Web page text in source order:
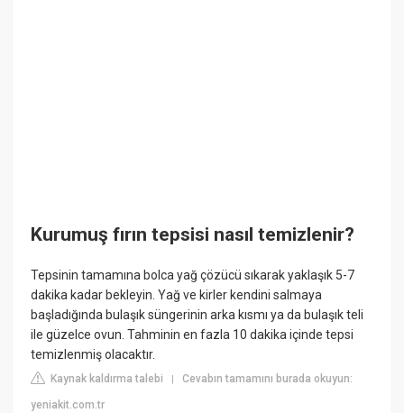
Kurumuş fırın tepsisi nasıl temizlenir?
Tepsinin tamamına bolca yağ çözücü sıkarak yaklaşık 5-7
dakika kadar bekleyin. Yağ ve kirler kendini salmaya
başladığında bulaşık süngerinin arka kısmı ya da bulaşık teli
ile güzelce ovun. Tahminin en fazla 10 dakika içinde tepsi
temizlenmiş olacaktır.
Kaynak kaldırma talebi |Cevabın tamamını burada okuyun:
yeniakit.com.tr